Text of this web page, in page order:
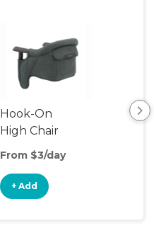
Hook-On
High Chair
From $3/day
+ Add